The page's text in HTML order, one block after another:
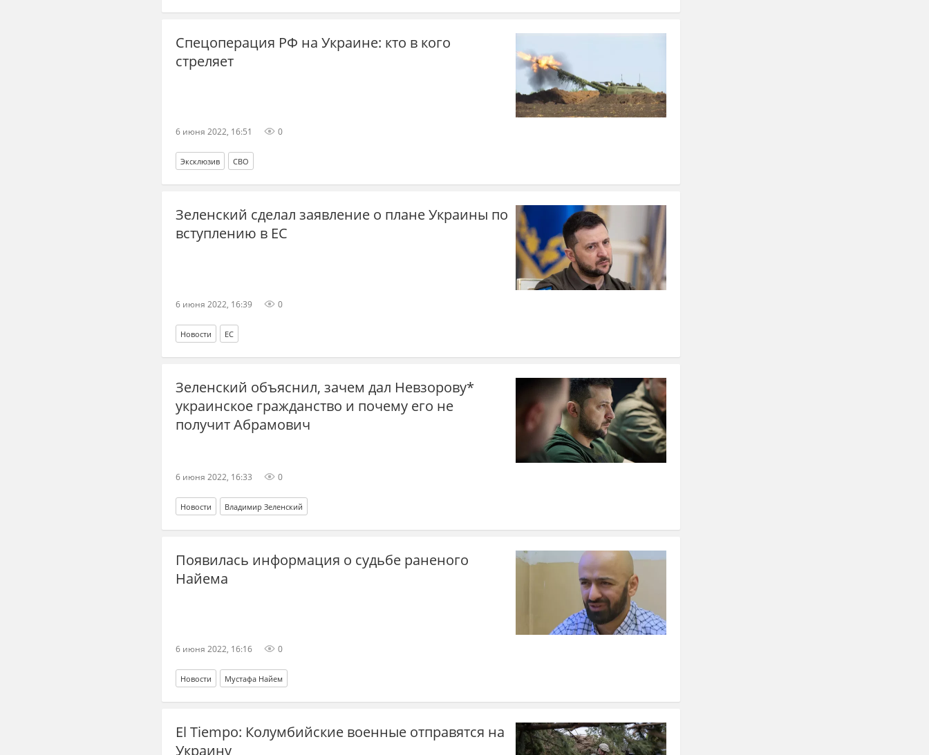
Спецоперация РФ на Украине: кто в кого
стреляет
6 июня 2022, 16:51 0
Эксклюзив СВО
Зеленский сделал заявление о плане Украины по
вступлению в ЕС
6 июня 2022, 16:39 0
Новости ЕС
Зеленский объяснил, зачем дал Невзорову*
украинское гражданство и почему его не
получит Абрамович
6 июня 2022, 16:33 0
Новости Владимир Зеленский
Появилась информация о судьбе раненого
Найема
6 июня 2022, 16:16 0
Новости Мустафа Найем
El Tiempo: Колумбийские военные отправятся на
Украину